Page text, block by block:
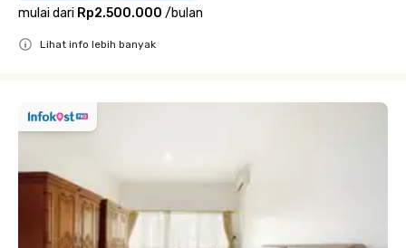
mulai dari Rp2.500.000 /bulan
Lihat info lebih banyak